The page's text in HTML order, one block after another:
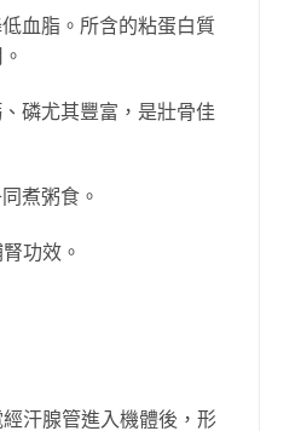
血脂。所含的粘蛋白質
磷尤其豐富，是壯骨佳
煮粥食。
功效。
汗腺管進入機體後，形